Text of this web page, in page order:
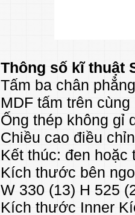
Thông số kĩ thuật
Tấm ba chân
MDF tấm trên
Ống thép không gỉ
Chiều cao điều
Kết thúc: đen hoặc
Kích thước bên
W 330 (13) H 525
Kích thước Inner